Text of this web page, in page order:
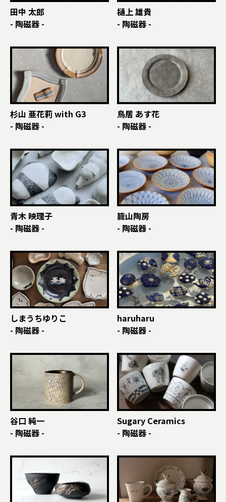
田中 太郎
- 陶磁器 -
樋上 雄貴
- 陶磁器 -
杉山 亜花莉 with G3
- 陶磁器 -
鳥居 あす花
- 陶磁器 -
青木 映理子
- 陶磁器 -
籠山陶房
- 陶磁器 -
しまうちゆりこ
- 陶磁器 -
haruharu
- 陶磁器 -
谷口 純一
- 陶磁器 -
Sugary Ceramics
- 陶磁器 -